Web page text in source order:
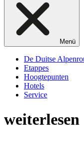
Menü
De Duitse
Etappes
Hoogtepunten
Hotels
Service
weiterlesen